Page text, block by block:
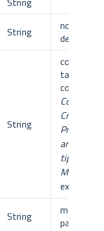
String
nome
del
String
codice
composto
Codice
Creditore
area +
tipologia
Motivo
ex.
String
motivo del